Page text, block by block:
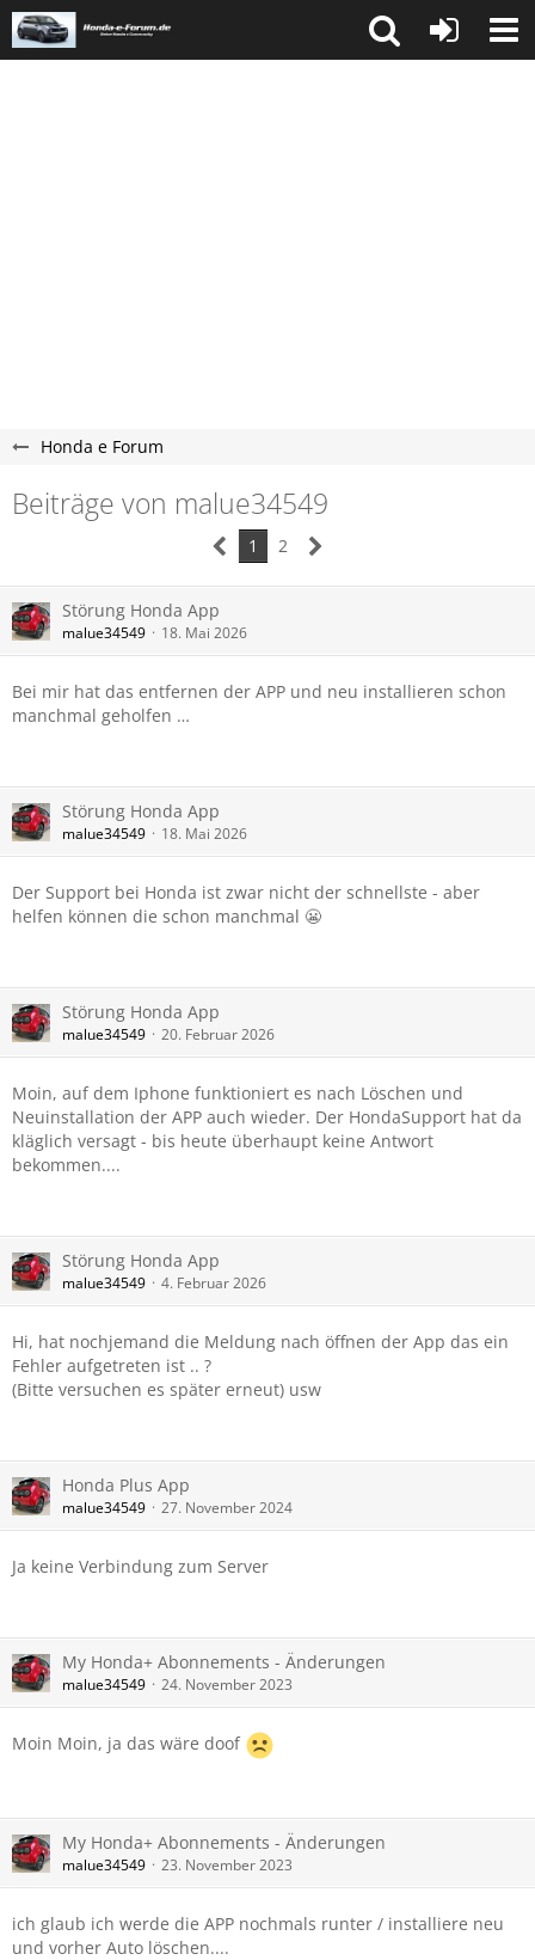
Honda e Forum
Beiträge von malue34549
1 2
Störung Honda App
malue34549 18. Mai 2026
Bei mir hat das entfernen der APP und neu installieren schon
manchmal geholfen …
Störung Honda App
malue34549 18. Mai 2026
Der Support bei Honda ist zwar nicht der schnellste - aber
helfen können die schon manchmal 😬
Störung Honda App
malue34549 20. Februar 2026
Moin, auf dem Iphone funktioniert es nach Löschen und
Neuinstallation der APP auch wieder. Der HondaSupport hat da
kläglich versagt - bis heute überhaupt keine Antwort
bekommen....
Störung Honda App
malue34549 4. Februar 2026
Hi, hat nochjemand die Meldung nach öffnen der App das ein
Fehler aufgetreten ist .. ?
(Bitte versuchen es später erneut) usw
Honda Plus App
malue34549 27. November 2024
Ja keine Verbindung zum Server
My Honda+ Abonnements - Änderungen
malue34549 24. November 2023
Moin Moin, ja das wäre doof
My Honda+ Abonnements - Änderungen
malue34549 23. November 2023
ich glaub ich werde die APP nochmals runter / installiere neu
und vorher Auto löschen....